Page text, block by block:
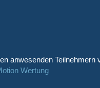
anwesenden Teilnehmern
Wertung